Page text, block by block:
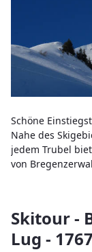
Schöne
Nahe des
jedem Trubel
von
Skitour -
Lug -